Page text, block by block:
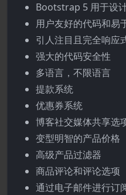
Bootstrap 5 用于设
用户友好的代码和易
引人注目且完全响应
强大的代码安全性
多语言，不限语言
提款系统
优惠券系统
博客社交媒体共享选
变型明智的产品价格
高级产品过滤器
商品评论和评论选项
通过电子邮件进行订